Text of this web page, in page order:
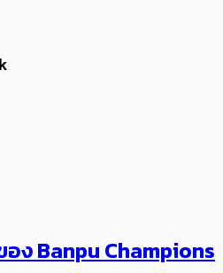
อง Banpu Champions